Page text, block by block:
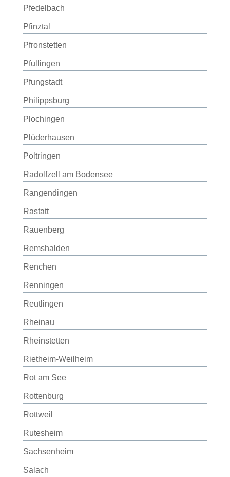
Pfedelbach
Pfinztal
Pfronstetten
Pfullingen
Pfungstadt
Philippsburg
Plochingen
Plüderhausen
Poltringen
Radolfzell am Bodensee
Rangendingen
Rastatt
Rauenberg
Remshalden
Renchen
Renningen
Reutlingen
Rheinau
Rheinstetten
Rietheim-Weilheim
Rot am See
Rottenburg
Rottweil
Rutesheim
Sachsenheim
Salach